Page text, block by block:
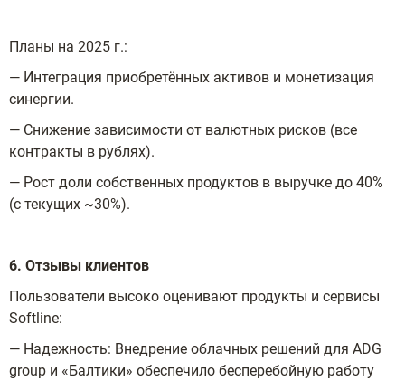
Планы на 2025 г.:
— Интеграция приобретённых активов и монетизация
синергии.
— Снижение зависимости от валютных рисков (все
контракты в рублях).
— Рост доли собственных продуктов в выручке до 40%
(с текущих ~30%).
6. Отзывы клиентов
Пользователи высоко оценивают продукты и сервисы
Softline:
— Надежность: Внедрение облачных решений для ADG
group и «Балтики» обеспечило бесперебойную работу